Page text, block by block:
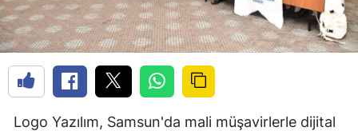
Logo Yazılım, Samsun'da mali müşavirlerle dijital